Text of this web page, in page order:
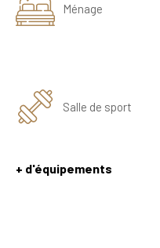
Ménage
Salle de sport
+ d'équipements